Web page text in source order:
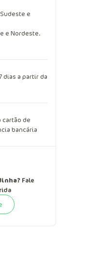
e
e Nordeste.
dias a partir da
cartão de
bancária
Fale